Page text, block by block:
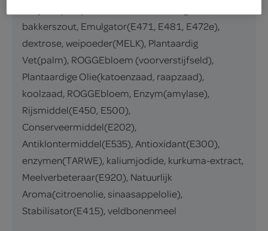
bakkerszout, Emulgator(E471, E481, E472e),
dextrose, weipoeder(MELK), Plantaardig
Vet(palm), ROGGEbloem (voorverstijfseld),
Plantaardige Olie(katoenzaad, raapzaad),
koolzaad, ROGGEbloem, Enzym(amylase),
Rijsmiddel(E450, E500),
Conserveermiddel(E202),
Antiklontermiddel(E535), Antioxidant(E300),
enzymen(TARWE), kaliumjodide, kurkuma-extract,
Meelverbeteraar(E920), Natuurlijk
Aroma(citroenolie, sinaasappelolie),
Stabilisator(E415), veldbonenmeel